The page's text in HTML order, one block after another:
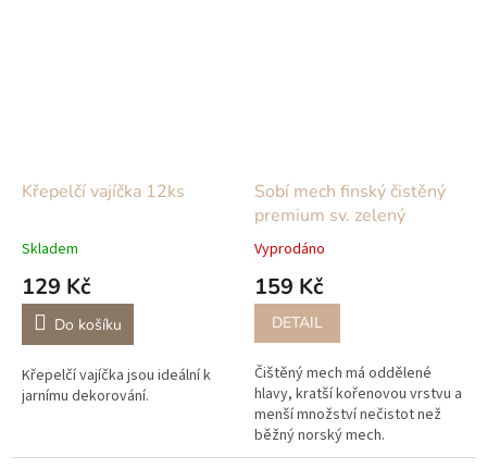
Křepelčí vajíčka 12ks
Skladem
129 Kč
Do košíku
Křepelčí vajíčka jsou ideální k
jarnímu dekorování.
Sobí mech finský čistěný
premium sv. zelený
Vyprodáno
159 Kč
DETAIL
Čištěný mech má oddělené
hlavy, kratší kořenovou vrstvu a
menší množství nečistot než
běžný norský mech.
Stabilizovaný mech získáváme